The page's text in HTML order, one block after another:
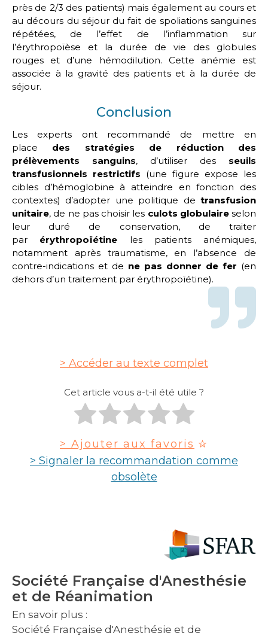
près de 2/3 des patients) mais également au cours et
au décours du séjour du fait de spoliations sanguines
répétées, de l’effet de l’inflammation sur
l’érythropoïèse et la durée de vie des globules
rouges et d’une hémodilution. Cette anémie est
associée à la gravité des patients et à la durée de
séjour.
Conclusion
Les experts ont recommandé de mettre en
place des stratégies de réduction des
prélèvements sanguins, d’utiliser des seuils
transfusionnels restrictifs (une figure expose les
cibles d’hémoglobine à atteindre en fonction des
contextes) d’adopter une politique de transfusion
unitaire, de ne pas choisir les culots globulaireselon
leur duré de conservation, de traiter
par érythropoïétine les patients anémiques,
notamment après traumatisme, en l’absence de
contre-indications et de ne pas donner de fer (en
dehors d’un traitement par érythropoïétine).
Accéder au texte complet
Cet article vous a-t-il été utile ?
> Ajouter aux favoris
> Signaler la recommandation comme
obsolète
Société Française d'Anesthésie
et de Réanimation
En savoir plus :
Société Française d'Anesthésie et de